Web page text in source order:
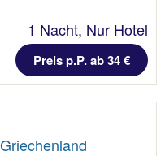
1 Nacht, Nur Hotel
Preis p.P. ab 34 €